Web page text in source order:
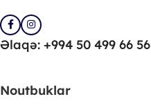
Əlaqə: +994 50 499 66 56
Noutbuklar